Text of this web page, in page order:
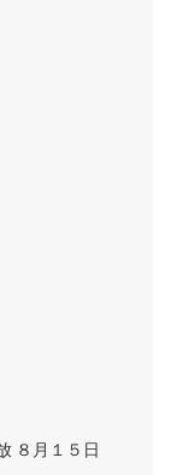
８月１５日